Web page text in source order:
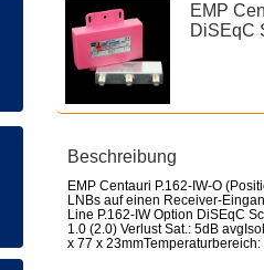
EMP
DiSEqC
Beschreibung
EMP Centauri P.162-IW-O
LNBs auf einen Receiver-
Line P.162-IW Option DiSEqC
1.0 (2.0) Verlust Sat.: 5dB
x 77 x